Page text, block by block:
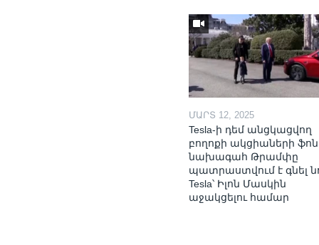
ՄԱՐՏ 12, 2025
Tesla-ի դեմ անցկացվող
բողոքի ակցիաների
նախագահ Թրամփը
պատրաստվում է գնել
Tesla՝ Իլոն Մասկին
աջակցելու համար